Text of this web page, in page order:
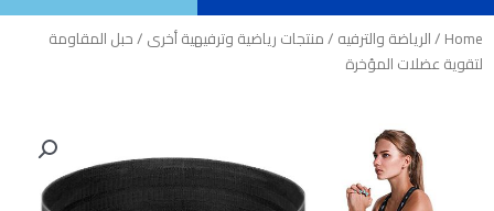
Home
/الرياضة والترفيه /منتجات رياضية وترفيهية أخرى / حبل المقاومة
لتقوية عضلات المؤخرة